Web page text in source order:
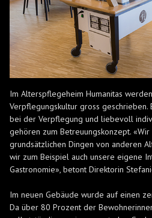
Im Alterspflegeheim Humanitas
Verpflegungskultur gross geschrieben.
bei der Verpflegung und liebevoll
gehören zum Betreuungskonzept.
grundsätzlichen Dingen von anderen
wir zum Beispiel auch unsere eigene
Gastronomie», betont Direktorin
Im neuen Gebäude wurde auf einen
Da über 80 Prozent der